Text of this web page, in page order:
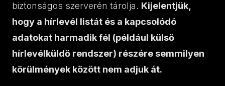
biztonságos szerverén tárolja. Kijelentjük,
hogy a hírlevél listát és a kapcsolódó
adatokat harmadik fél (például külső
hírlevélküldő rendszer) részére semmilyen
körülmények között nem adjuk át.